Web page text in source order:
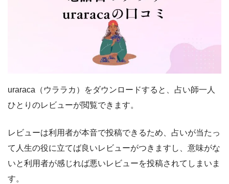
uraraca（ウララカ）をダウンロードすると、占い師一人
ひとりのレビューが閲覧できます。
レビューは利用者が本音で投稿できるため、占いが当たっ
て人生の役に立てば良いレビューがつきますし、意味がな
いと利用者が感じれば悪いレビューを投稿されてしまいま
す。